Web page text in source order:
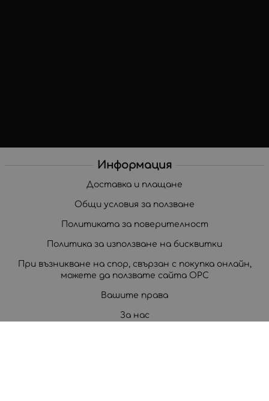
Информация
Доставка и плащане
Общи условия за ползване
Политиката за поверителност
Политика за използване на бисквитки
При възникване на спор, свързан с покупка онлайн,
можете да ползвате сайта ОРС
Вашите права
За нас